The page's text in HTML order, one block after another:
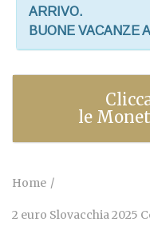
ARRIVO.
BUONE VACANZE
le
Home
2 euro Slovacchia 2025